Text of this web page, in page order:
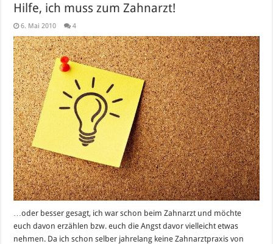
Hilfe, ich muss zum Zahnarzt!
6. Mai 2010 4
…oder besser gesagt, ich war schon beim Zahnarzt und möchte
euch davon erzählen bzw. euch die Angst davor vielleicht etwas
nehmen. Da ich schon selber jahrelang keine Zahnarztpraxis von